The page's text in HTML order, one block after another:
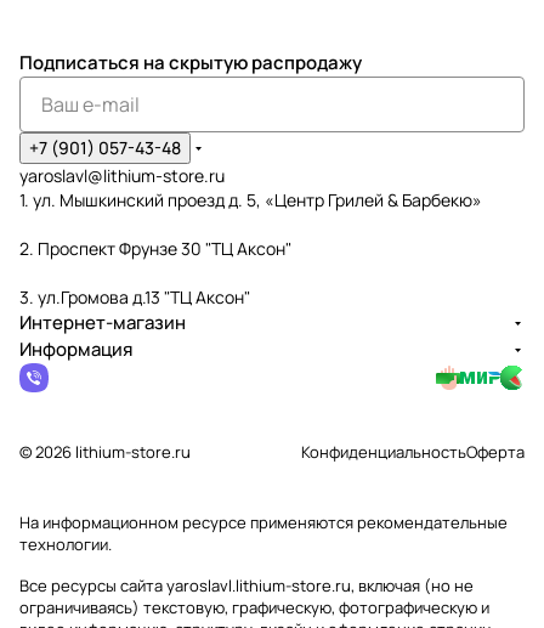
Подписаться на скрытую распродажу
+7 (901) 057-43-48
yaroslavl@lithium-store.ru
1. ул. Мышкинский проезд д. 5, «Центр Грилей & Барбекю»
2. Проспект Фрунзе 30 "ТЦ Аксон"
3. ул.Громова д.13 "ТЦ Аксон"
Интернет-магазин
Информация
© 2026 lithium-store.ru КонфиденциальностьОферта
На информационном ресурсе применяютсярекомендательные
технологии.
Все ресурсы сайта yaroslavl.lithium-store.ru, включая (но не
ограничиваясь) текстовую, графическую, фотографическую и